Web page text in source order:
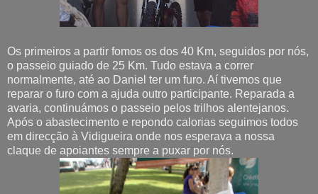
Os primeiros a partir fomos os dos 40 Km, seguidos por nós,
o passeio guiado de 25 Km. Tudo estava a correr
normalmente, até ao Daniel ter um furo. Aí tivemos que
reparar o furo com a ajuda outro participante. Reparada a
avaria, continuámos o passeio pelos trilhos alentejanos.
Após o abastecimento e repondo calorias seguimos todos
em direcção à Vidigueira onde nos esperava a nossa
claque de apoiantes sempre a puxar por nós.